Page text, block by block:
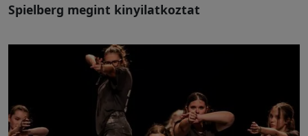
Spielberg megint kinyilatkoztat